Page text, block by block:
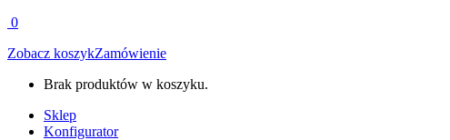
0
Zobacz koszykZamówienie
Brak produktów w koszyku.
Sklep
Konfigurator